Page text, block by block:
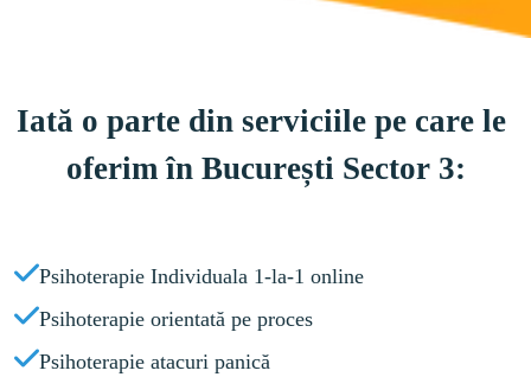
Iată o parte din serviciile pe care le
oferim în București Sector 3:
Psihoterapie Individuala 1-la-1 online
Psihoterapie orientată pe proces
Psihoterapie atacuri panică